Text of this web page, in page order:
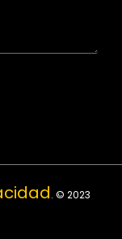
. © 2023